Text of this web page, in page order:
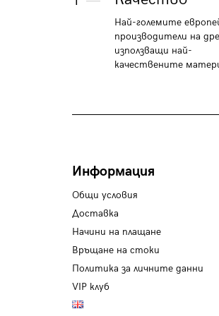
Най-големите
производители на
използващи най-
качествените
Информация
Общи условия
Доставка
Начини на плащане
Връщане на стоки
Политика за личните данни
VIP клуб